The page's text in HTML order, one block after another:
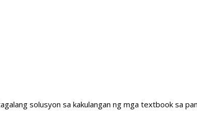
solusyon sa kakulangan ng mga textbook sa